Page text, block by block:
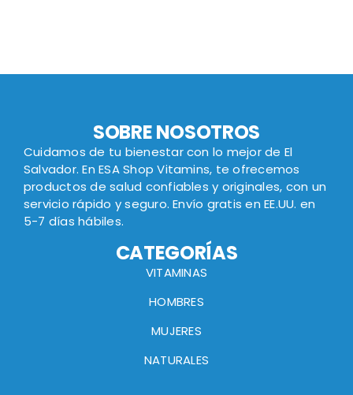
SOBRE NOSOTROS
Cuidamos de tu bienestar con lo mejor de El
Salvador. En ESA Shop Vitamins, te ofrecemos
productos de salud confiables y originales, con un
servicio rápido y seguro. Envío gratis en EE.UU. en
5-7 días hábiles.
CATEGORÍAS
VITAMINAS
HOMBRES
MUJERES
NATURALES